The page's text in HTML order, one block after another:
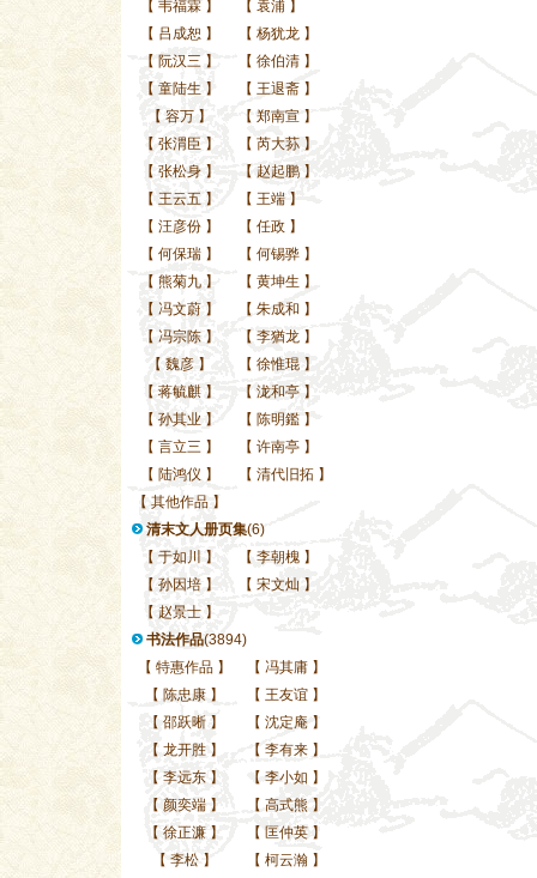
【 韦福霖 】 【 袁浦 】
【 吕成恕 】 【 杨犹龙 】
【 阮汉三 】 【 徐伯清 】
【 童陆生 】 【 王退斋 】
【 容万 】 【 郑南宣 】
【 张渭臣 】 【 芮大荪 】
【 张松身 】 【 赵起鹏 】
【 王云五 】 【 王端 】
【 汪彦份 】 【 任政 】
【 何保瑞 】 【 何锡骅 】
【 熊菊九 】 【 黄坤生 】
【 冯文蔚 】 【 朱成和 】
【 冯宗陈 】 【 李猶龙 】
【 魏彦 】 【 徐惟琨 】
【 蒋毓麒 】 【 泷和亭 】
【 孙其业 】 【 陈明鑑 】
【 言立三 】 【 许南亭 】
【 陆鸿仪 】 【 清代旧拓 】
【 其他作品 】
清末文人册页集(6)
【 于如川 】 【 李朝槐 】
【 孙因培 】 【 宋文灿 】
【 赵景士 】
书法作品(3894)
【 特惠作品】 【 冯其庸 】
【 陈忠康】 【 王友谊 】
【 邵跃晰】 【 沈定庵 】
【 龙开胜】 【 李有来 】
【 李远东】 【 李小如 】
【 颜奕端】 【 高式熊 】
【 徐正濂】 【 匡仲英 】
【 李松】 【 柯云瀚 】